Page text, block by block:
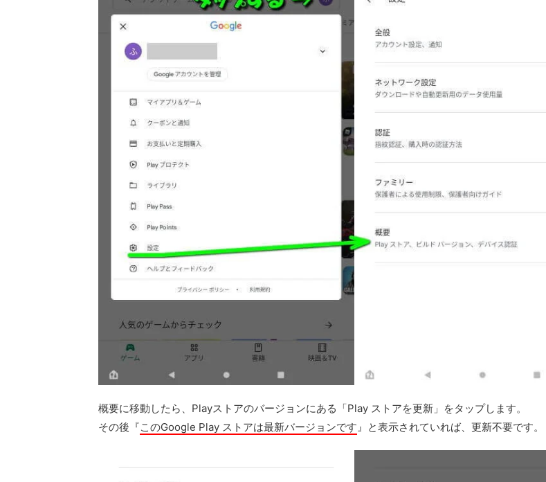
概要に移動したら、Playストアのバージョンにある「Play ストアを更新」をタップします。
その後『このGoogle Play ストアは最新バージョンです 』と表示されていれば、更新不要です。